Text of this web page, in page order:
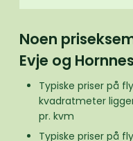
Noen
Evje og Hornnes
Typiske priser på
kvadratmeter
pr. kvm
Typiske priser på